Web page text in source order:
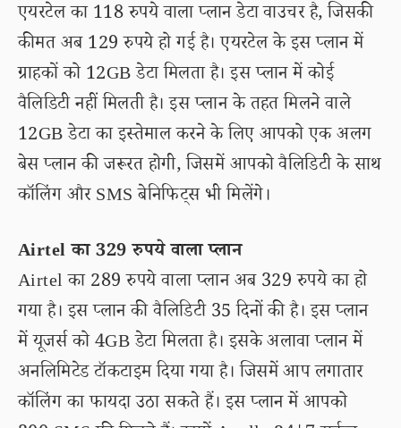
एयरटेल का 118 रुपये वाला प्लान डेटा वाउचर है, जिसकी
कीमत अब 129 रुपये हो गई है। एयरटेल के इस प्लान में
ग्राहकों को 12GB डेटा मिलता है। इस प्लान में कोई
वैलिडिटी नहीं मिलती है। इस प्लान के तहत मिलने वाले
12GB डेटा का इस्तेमाल करने के लिए आपको एक अलग
बेस प्लान की जरूरत होगी, जिसमें आपको वैलिडिटी के साथ
कॉलिंग और SMS बेनिफिट्स भी मिलेंगे।
Airtel का 329 रुपये वाला प्लान
Airtel का 289 रुपये वाला प्लान अब 329 रुपये का हो
गया है। इस प्लान की वैलिडिटी 35 दिनों की है। इस प्लान
में यूजर्स को 4GB डेटा मिलता है। इसके अलावा प्लान में
अनलिमिटेड टॉकटाइम दिया गया है। जिसमें आप लगातार
कॉलिंग का फायदा उठा सकते हैं। इस प्लान में आपको